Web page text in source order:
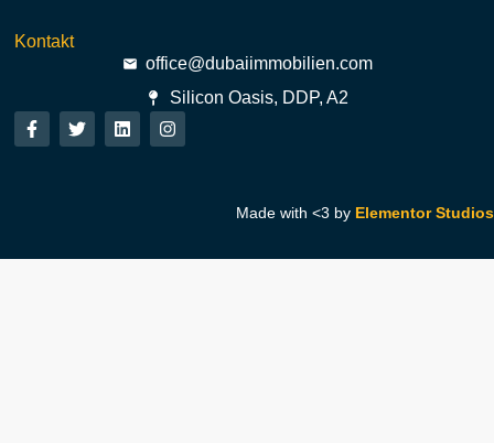
Kontakt
office@dubaiimmobilien.com
Silicon Oasis, DDP, A2
Made with <3 by Elementor Studios